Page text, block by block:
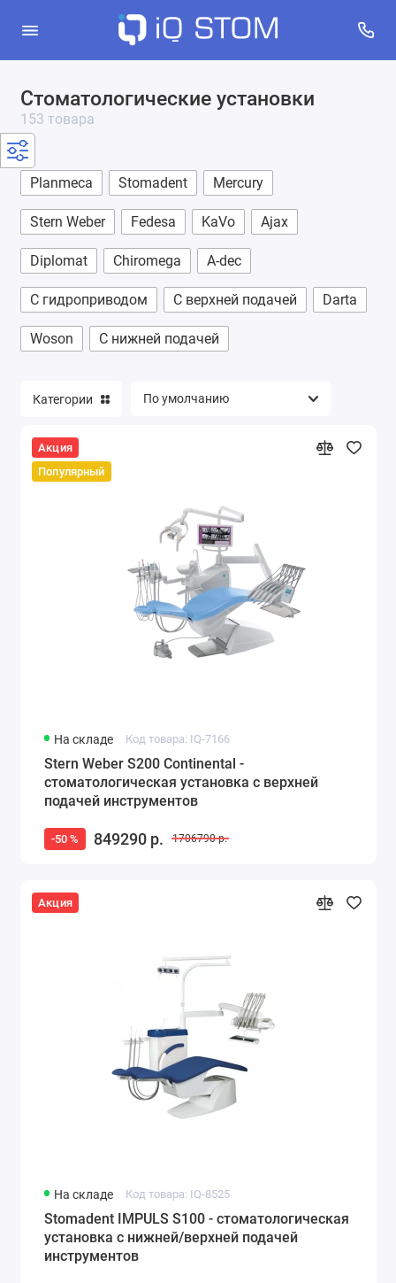
Стоматологические установки
153 товара
Стоматологические установки
Компрессоры
Портативные установки
Потолочные светильники
Planmeca Stomadent Mercury
Stern Weber Fedesa KaVo Ajax
Diplomat Chiromega A-dec
С гидроприводом С верхней подачей Darta
Woson С нижней подачей
Категории
Акция
Популярный
На складе Код товара: IQ-7166
Stern Weber S200 Continental -
стоматологическая установка с верхней
подачей инструментов
-50 % 849290 р. 1706790 р.
Акция
На складе Код товара: IQ-8525
Stomadent IMPULS S100 - стоматологическая
установка с нижней/верхней подачей
инструментов